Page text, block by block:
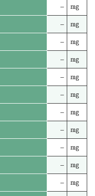
– mg
– mg
– mg
– mg
– mg
– mg
– mg
– mg
– mg
– mg
– mg